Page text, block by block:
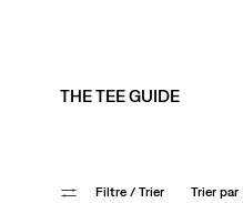
THE TEE GUIDE
Filtre / Trier Trier par